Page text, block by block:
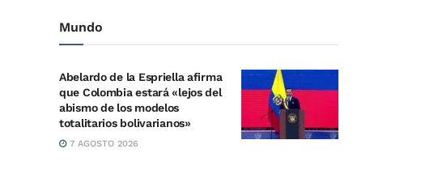
Mundo
Abelardo de la Espriella afirma
que Colombia estará «lejos del
abismo de los modelos
totalitarios bolivarianos»
7 AGOSTO 2026